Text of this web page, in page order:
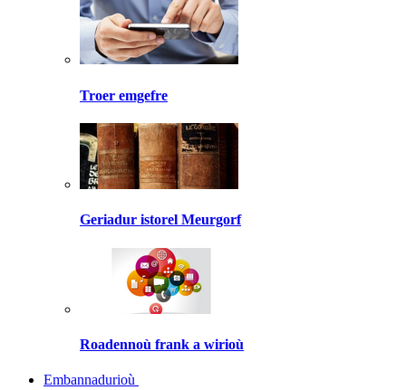
Troer emgefre
Geriadur istorel Meurgorf
Roadennoù frank a wirioù
Embannadurioù